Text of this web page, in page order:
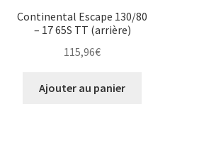
Continental Escape 130/80
– 17 65S TT (arrière)
115,96€
Ajouter au panier